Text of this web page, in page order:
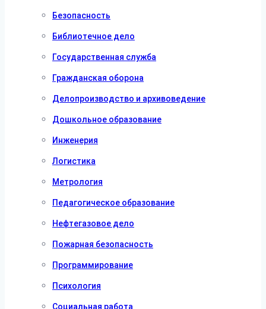
Безопасность
Библиотечное дело
Государственная служба
Гражданская оборона
Делопроизводство и архивоведение
Дошкольное образование
Инженерия
Логистика
Метрология
Педагогическое образование
Нефтегазовое дело
Пожарная безопасность
Программирование
Психология
Социальная работа